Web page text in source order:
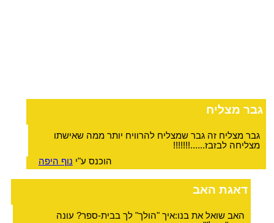
גבר מצליח
גבר מצליח זה גבר שמצליח להרוויח יותר ממה שאישתו
מצליחה לבזבז......!!!!!!!
הוכנס ע"י נוף היפה
דאגת האב
האב שואל את בנו:איך "הולך" לך בבית-ספר? עונה